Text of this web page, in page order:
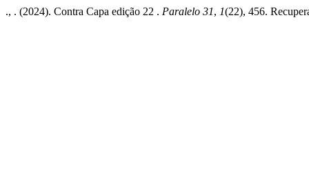
., . (2024). Contra Capa edição 22 . Paralelo 31, 1(22), 456.